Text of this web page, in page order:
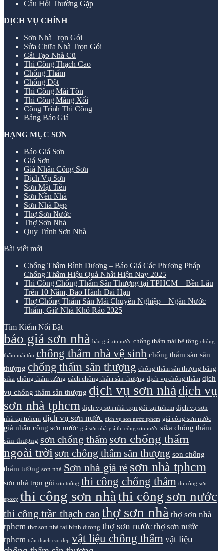
Câu Hỏi Thường Gặp
DỊCH VỤ CHÍNH
Sơn Nhà Trọn Gói
Sửa Chữa Nhà Trọn Gói
Cải Tạo Nhà Cũ
Thi Công Thạch Cao
Chống Thấm
Chống Dột
Thi Công Mái Tôn
Thi Công Máng Xối
Công Trình Thi Công
Bảng Báo Giá
HẠNG MỤC SƠN
Báo Giá Sơn
Giá Sơn
Giá Nhân Công Sơn
Dịch Vụ Sơn
Sơn Mặt Tiền
Sơn Nền Nhà
Sơn Nhà Đẹp
Thợ Sơn Nước
Thợ Sơn Nhà
Quy Trình Sơn Nhà
Bài viết mới
Chống Thấm Bình Dương – Báo Giá Các Phương Pháp
Chống Thấm Hiệu Quả Nhất Hiện Nay 2025
Thi Công Chống Thấm Sân Thượng tại TPHCM – Bền Lâu
Trên 10 Năm, Bảo Hành Dài Hạn
Thợ Chống Thấm Sàn Mái Chuyên Nghiệp – Ngăn Nước
Thấm, Giữ Nhà Khô Ráo 2025
Tìm Kiếm Nổi Bật
báo giá sơn nhà báo giá sơn nước chống thấm mái bê tông chống
thấm mái tôn chống thấm nhà vệ sinh chống thấm sàn sân
thượng chống thấm sân thượng chống thấm sân thượng bằng
sika chống thấm tường cách chống thấm sân thượng dịch vụ chống thấm dịch
vụ chống thấm sân thượng dịch vụ sơn nhà dịch vụ
sơn nhà tphcm dịch vụ sơn nhà trọn gói tại tphcm dịch vụ sơn
nhà tại tphcm dịch vụ sơn nước dịch vụ sơn nước tphcm giá công sơn nước
giá nhân công sơn nước giá sơn nhà giá thi công sơn nước sika chống thấm
sân thượng sơn chống thấm sơn chống thấm
ngoài trời sơn chống thấm sân thượng sơn chống
thấm tường sơn nhà Sơn nhà giá rẻ sơn nhà tphcm
sơn nhà trọn gói sơn tường thi công chống thấm thi công sơn
epoxy thi công sơn nhà thi công sơn nước
thi công trần thạch cao thợ sơn nhà thợ sơn nhà
tphcm thợ sơn nhà tại bình dương thợ sơn nước thợ sơn nước
tphcm trần thạch cao đẹp vật liệu chống thấm vật liệu